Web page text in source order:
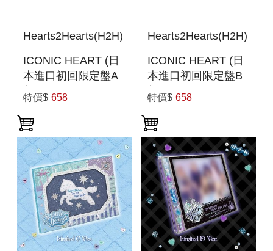
Hearts2Hearts(H2H)
ICONIC HEART (日
本進口初回限定盤A
盤)
特價$ 658
Hearts2Hearts(H2H)
ICONIC HEART (日
本進口初回限定盤B
盤)
特價$ 658